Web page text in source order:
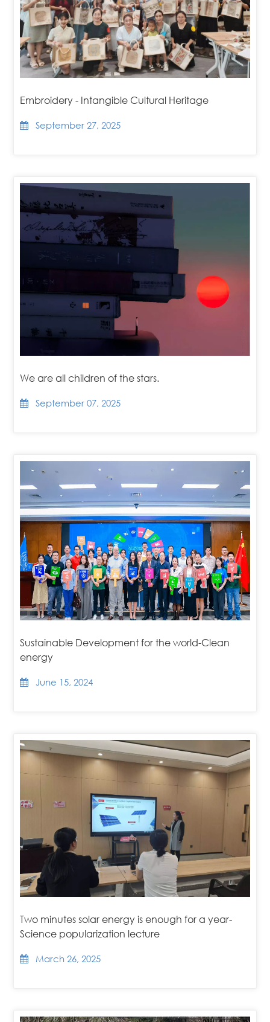
Embroidery - Intangible Cultural Heritage
September 27, 2025
We are all children of the stars.
September 07, 2025
Sustainable Development for the world-Clean
energy
June 15, 2024
Two minutes solar energy is enough for a year-
Science popularization lecture
March 26, 2025